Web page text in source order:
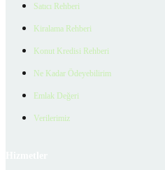
Satıcı Rehberi
Kiralama Rehberi
Konut Kredisi Rehberi
Ne Kadar Ödeyebilirim
Emlak Değeri
Verilerimiz